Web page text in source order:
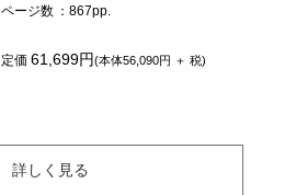
ページ数 ：867pp.
定価61,699円(本体56,090円 ＋ 税)
詳しく見る